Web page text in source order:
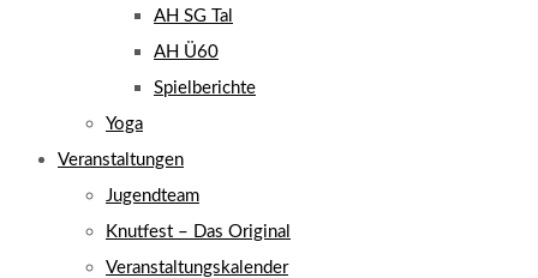
AH SG Tal
AH Ü60
Spielberichte
Yoga
Veranstaltungen
Jugendteam
Knutfest – Das Original
Veranstaltungskalender